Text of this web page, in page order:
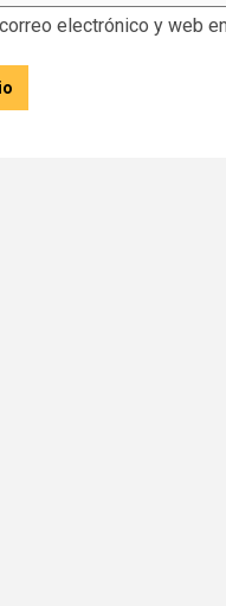
electrónico y web